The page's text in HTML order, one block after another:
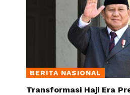
BERITA NASIONAL
Transformasi Haji Era